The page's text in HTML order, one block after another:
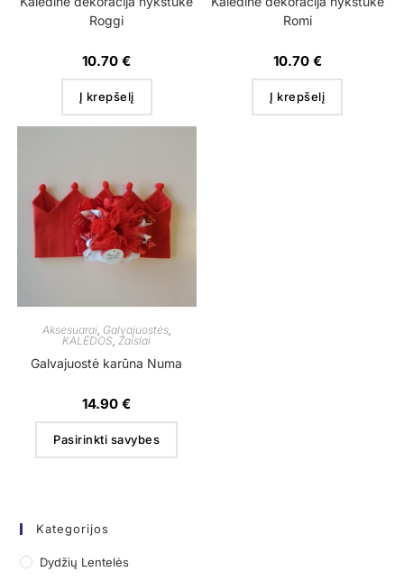
Roggi
10.70€
Į krepšelį
Romi
10.70 €
Į krepšelį
Aksesuarai, Galvajuostės,
KALĖDOS Žaislai
Galvajuostė karūna Numa
14.90€
Pasirinkti savybes
Kategorijos
Dydžių Lentelės